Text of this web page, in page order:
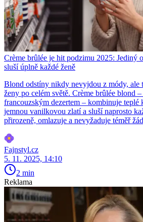
Crème brûlée je hit podzimu 2025: Jediný
sluší úplně každé ženě
Blond odstíny nikdy nevyjdou z módy, ale
ženy po celém světě. Crème brûlée blond
francouzským dezertem – kombinuje teplé
jemnou vanilkovou zlatí a sluší naprosto
přirozeně, omlazuje a nevyžaduje téměř
Fajnstyl.cz
5. 11. 2025, 14:10
2 min
Reklama